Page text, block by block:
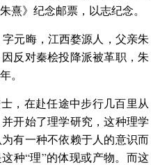
熹》纪念邮票，以志纪念。
字元晦，江西婺源人，父亲朱
反对秦桧投降派被革职，朱
。
，在赴任途中步行几百里从
开始了理学研究，这种理学
有一种不依赖于人的意识而
种“理”的体现或产物。而这